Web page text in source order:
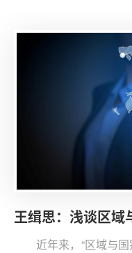
更多人民币作为其外汇
王缉思：浅谈区域
近年来，“区域与国